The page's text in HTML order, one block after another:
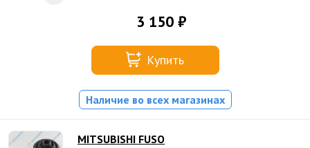
3 150 ₽
Купить
Наличие во всех магазинах
MITSUBISHI FUSO